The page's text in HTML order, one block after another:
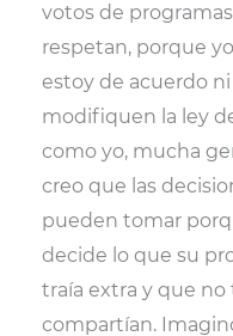
votos de
respetan, porque
estoy de acuerdo
modifiquen la ley
como yo, mucha
creo que las
pueden tomar
decide lo que su
traía extra y que
compartían.